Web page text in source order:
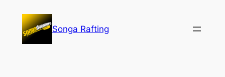
konten
Songa Rafting